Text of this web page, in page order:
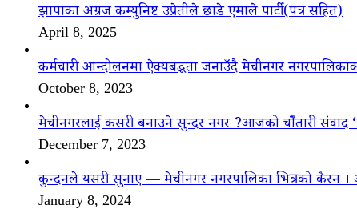
झापाका अग्रज कम्युनिष्ट उप्रेतीले छाडे एमाले पार्टी(पत्र सहित)
April 8, 2025
कर्मचारी आन्दोलनमा ऐक्यबद्धता जनाउँदै मेचीनगर
October 8, 2023
मेचीनगरलाई कसरी बनाउने सुन्दर नगर ?आजको चौैतारी संवाद
December 7, 2023
कुन्दनले यसरी सुनाए — मेचीनगर नगरपालिका भित्रको कैरन ।
January 8, 2024